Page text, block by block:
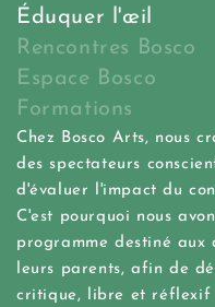
Éduquer l'œil
Rencontres Bosco
Espace Bosco
Formations
Chez Bosco Arts, nous
des spectateurs
d'évaluer l'impact du
C'est pourquoi nous
programme destiné aux
leurs parents, afin de
critique, libre et réflexif